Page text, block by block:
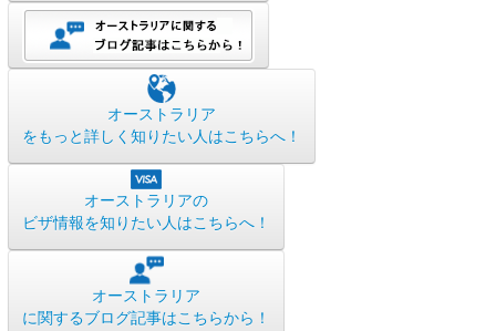
オーストラリア
をもっと詳しく知りたい人はこちらへ！
オーストラリアの
ビザ情報を知りたい人はこちらへ！
オーストラリア
に関するブログ記事はこちらから！